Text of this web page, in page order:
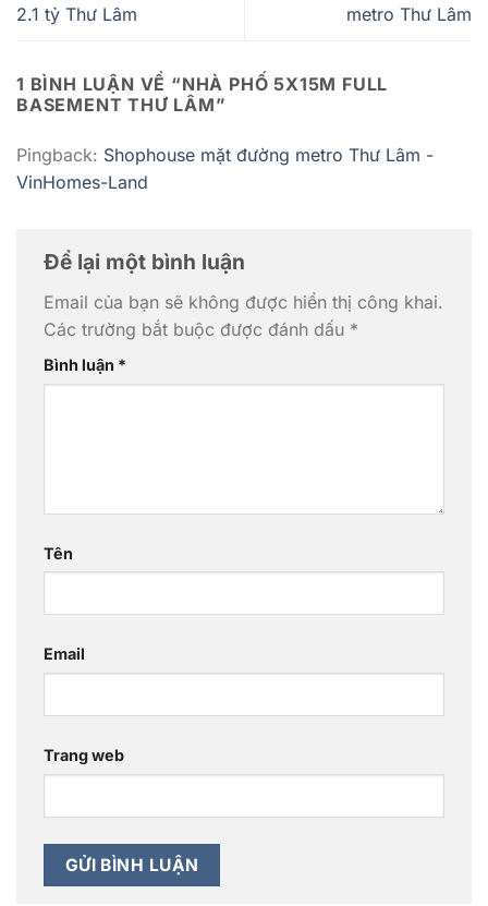
2.1 tỷ Thư Lâm
metro Thư Lâm
1 BÌNH LUẬN VỀ “NHÀ PHỐ 5X15M FULL
BASEMENT THƯ LÂM”
Pingback: Shophouse mặt đường metro Thư Lâm -
VinHomes-Land
Để lại một bình luận
Email của bạn sẽ không được hiển thị công khai.
Các trường bắt buộc được đánh dấu *
Bình luận *
Tên
Email
Trang web